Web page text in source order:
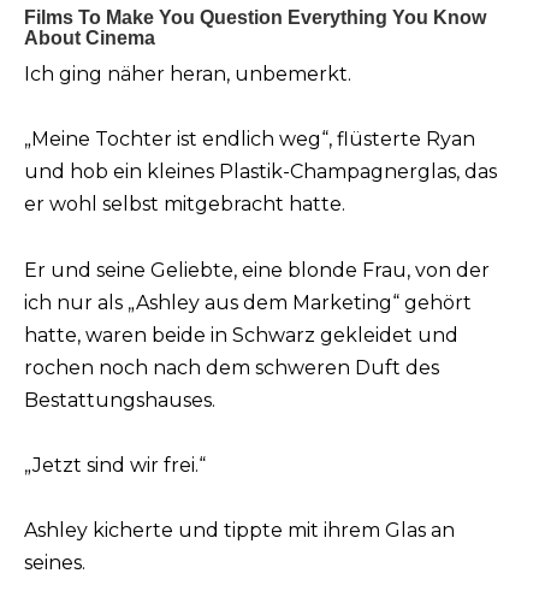
Ich ging näher heran, unbemerkt.
„Meine Tochter ist endlich weg“, flüsterte Ryan
und hob ein kleines Plastik-Champagnerglas, das
er wohl selbst mitgebracht hatte.
Er und seine Geliebte, eine blonde Frau, von der
ich nur als „Ashley aus dem Marketing“ gehört
hatte, waren beide in Schwarz gekleidet und
rochen noch nach dem schweren Duft des
Bestattungshauses.
„Jetzt sind wir frei.“
Ashley kicherte und tippte mit ihrem Glas an
seines.